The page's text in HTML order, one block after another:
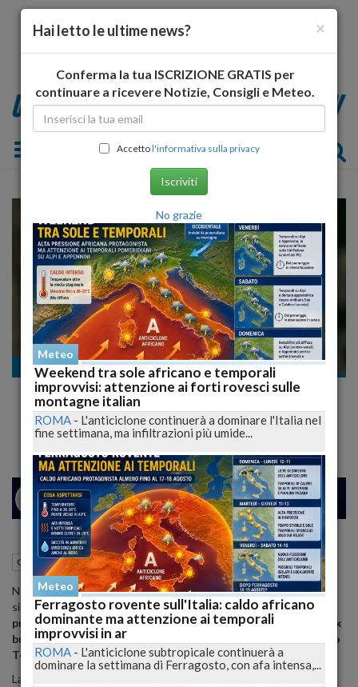
Toggle navigation
Cronaca
Tangenti Pescara: D'Alfonso in aula con il
braccio rotto
MILANO 26 29
Cronaca Pescara (PE) 08 Ottobre 2012 11:46
Nonostante il brutto incidente in bici di qualche giorno fa l'ex
sindaco di Pescara Luciano D'Alfonso, questa mattina, si e'
presentato al processo che lo vede imputato insieme al suo ex
braccio destro, Guido Dezio, agli imprenditori Carlo e Alfonso
Toto, e altri 20 imputati.
La vicenda riguarda
×
Hai letto le ultime news?
Conferma la tua ISCRIZIONE GRATIS per
continuare a ricevere Notizie, Consigli e Meteo.
Accettol'informativa sulla privacy
Iscriviti
No grazie
Meteo
Weekend tra sole africano e temporali
improvvisi: attenzione ai forti rovesci sulle
montagne italian
ROMA - L'anticiclone continuerà a dominare l'Italia nel
fine settimana, ma infiltrazioni più umide...
Meteo
Ferragosto rovente sull'Italia: caldo africano
dominante ma attenzione ai temporali
improvvisi in ar
ROMA - L'anticiclone subtropicale continuerà a
dominare la settimana di Ferragosto, con afa intensa,...